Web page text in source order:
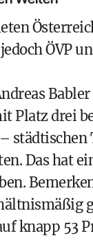
ÖVP
Babler
Platz drei
Das hat
knapp 53